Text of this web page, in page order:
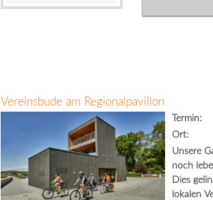
Vereinsbude am Regionalpavillon
Termin:
Ort:
Unsere
noch
Dies
lokalen